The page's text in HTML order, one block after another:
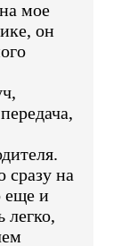
мое
он
сразу на
еще и
легко,